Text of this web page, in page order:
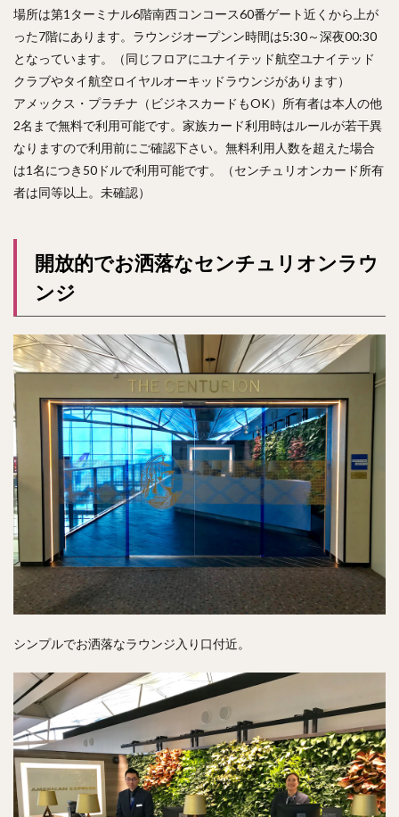
場所は第1ターミナル6階南西コンコース60番ゲート近くから上が
った7階にあります。ラウンジオープンン時間は5:30～深夜00:30
となっています。（同じフロアにユナイテッド航空ユナイテッド
クラブやタイ航空ロイヤルオーキッドラウンジがあります）
アメックス・プラチナ（ビジネスカードもOK）所有者は本人の他
2名まで無料で利用可能です。家族カード利用時はルールが若干異
なりますので利用前にご確認下さい。無料利用人数を超えた場合
は1名につき50ドルで利用可能です。（センチュリオンカード所有
者は同等以上。未確認）
開放的でお洒落なセンチュリオンラウ
ンジ
シンプルでお洒落なラウンジ入り口付近。